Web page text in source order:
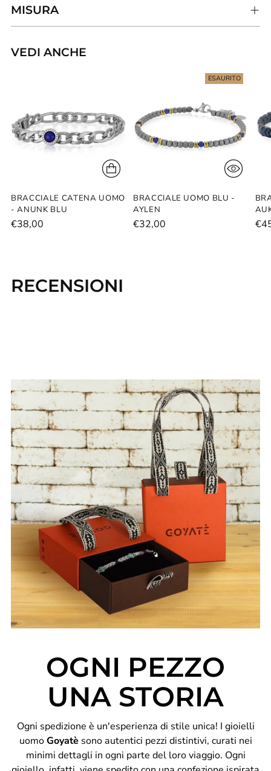
MISURA
Aggiungere
carrello...
VEDI ANCHE
BRACCIALE CATENA UOMO
- ANUNK BLU
€38,00
ESAURITO
BRACCIALE UOMO BLU -
AYLEN
€32,00
RECENSIONI
OGNI PEZZO
UNA STORIA
Ogni spedizione è un'esperienza di stile unica! I gioielli
uomoGoyatè sono autentici pezzi distintivi, curati nei
minimi dettagli in ogni parte del loro viaggio. Ogni